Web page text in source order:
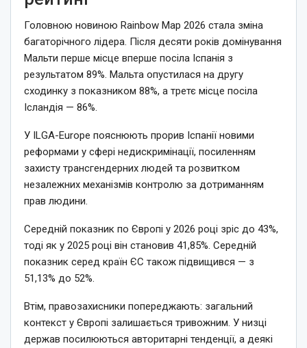
Головною новиною Rainbow Map 2026 стала зміна
багаторічного лідера. Після десяти років домінування
Мальти перше місце вперше посіла Іспанія з
результатом 89%. Мальта опустилася на другу
сходинку з показником 88%, а третє місце посіла
Ісландія — 86%.
У ILGA-Europe пояснюють прорив Іспанії новими
реформами у сфері недискримінації, посиленням
захисту трансгендерних людей та розвитком
незалежних механізмів контролю за дотриманням
прав людини.
Середній показник по Європі у 2026 році зріс до 43%,
тоді як у 2025 році він становив 41,85%. Середній
показник серед країн ЄС також підвищився — з
51,13% до 52%.
Втім, правозахисники попереджають: загальний
контекст у Європі залишається тривожним. У низці
держав посилюються авторитарні тенденції, а деякі